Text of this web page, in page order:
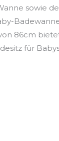
sowie
86cm
für